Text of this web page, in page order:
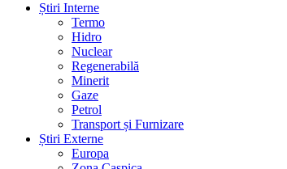
Știri Interne
Termo
Hidro
Nuclear
Regenerabilă
Minerit
Gaze
Petrol
Transport și Furnizare
Știri Externe
Europa